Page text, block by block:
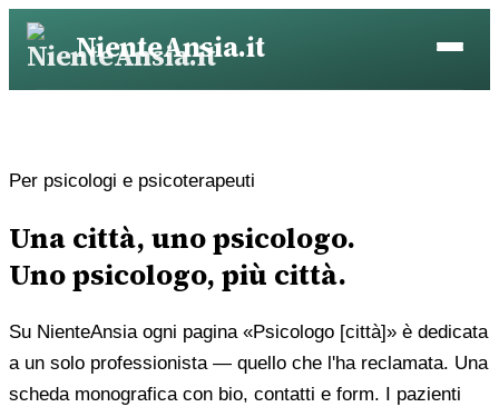
Vai
contenuto
NienteAnsia.it
Per psicologi e psicoterapeuti
Una città, uno psicologo.
Uno psicologo, più città.
Su NienteAnsia ogni pagina «Psicologo [città]» è dedicata
a un solo professionista — quello che l'ha reclamata. Una
scheda monografica con bio, contatti e form. I pazienti